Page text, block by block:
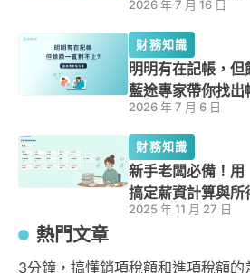
2026 年 7 月 16 日
財務知識
明明有在記帳，但
藍途專家帶你找出
2026 年 7 月 6 日
財務知識
新手老闆必備！
搞定薪資計算與所
2025 年 11 月 27 日
熱門文章
3分鐘，搞懂銷項稅額和進項稅額的